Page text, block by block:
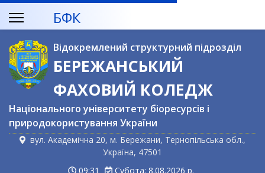
БФК
Відокремлений структурний підрозділ
БЕРЕЖАНСЬКИЙ
ФАХОВИЙ КОЛЕДЖ
Національного університету біоресурсів і
природокористування України
вул. Академічна 20, м. Бережани, Тернопільська обл.,
Україна, 47501
09:31
Субота: 8.08.2026 р.